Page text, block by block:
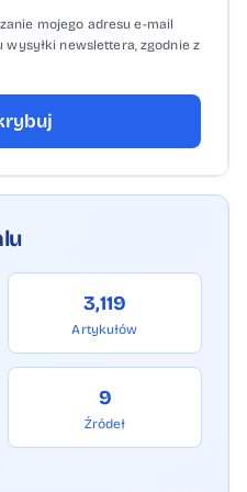
– temperatura
przekroczyć 50–
– leki i ryzyko
wychodzenia z
w nakryciu głowy.
ich stężenie w
wzrosnąć.
z lekarzem w
na termoregulację.
upale Nie zostawiaj
na słońcu –
nie mają
mojego adresu e-mail
wysyłki newslettera, zgodnie z
3,119
Artykułów
9
Źródeł